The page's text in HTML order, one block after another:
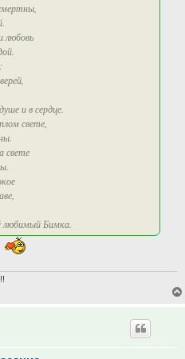
любовь
и в сердце.
свете,
свете
любимый Бимка.